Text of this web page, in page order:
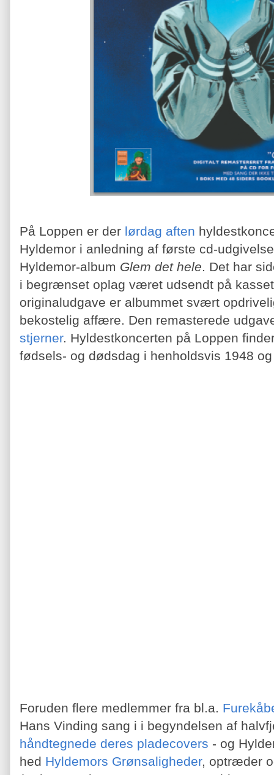
På Loppen er der lørdag aften
Hyldemor i anledning af første cd-
Hyldemor-album Glem det hele. Det har
i begrænset oplag været udsendt på
originaludgave er albummet svært
bekostelig affære. Den remasterede
stjerner. Hyldestkoncerten på Loppen
fødsels- og dødsdag i henholdsvis 1948
Foruden flere medlemmer fra bl.a.
Hans Vinding sang i i begyndelsen af
håndtegnede deres pladecovers - og
hed Hyldemors Grønsaligheder, optræder